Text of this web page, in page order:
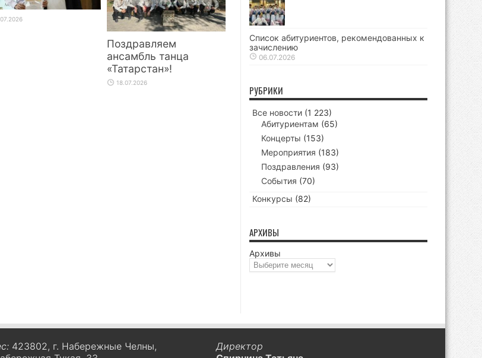
Поздравляем
ансамбль танца
«Татарстан»!
18.07.2026
Список абитуриентов, рекомендованных к
зачислению
06.07.2026
РУБРИКИ
Все новости (1 223)
Абитуриентам (65)
Концерты (153)
Мероприятия (183)
Поздравления (93)
События (70)
Конкурсы (82)
АРХИВЫ
Архивы
423802, г. Набережные Челны,
Директор